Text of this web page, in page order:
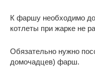
К фаршу необходимо
котлеты при жарке не
Обязательно нужно
домочадцев) фарш.